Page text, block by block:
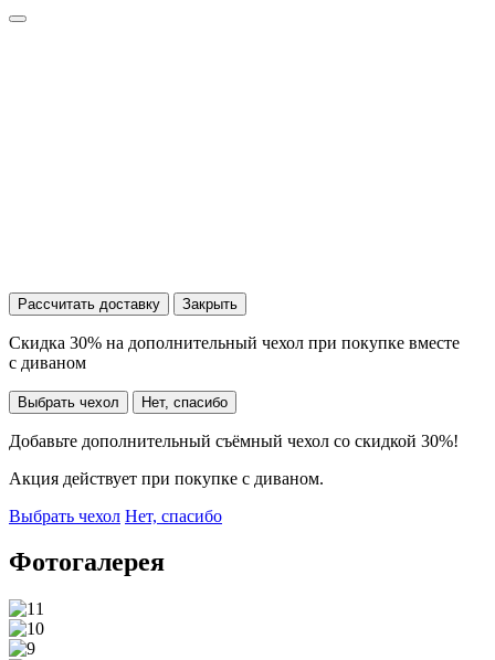
Рассчитать доставку Закрыть
Скидка 30% на дополнительный чехол при покупке вместе
с диваном
Выбрать чехол Нет, спасибо
Добавьте дополнительный съёмный чехол со скидкой 30%!
Акция действует при покупке с диваном.
Выбрать чехол Нет, спасибо
Фотогалерея